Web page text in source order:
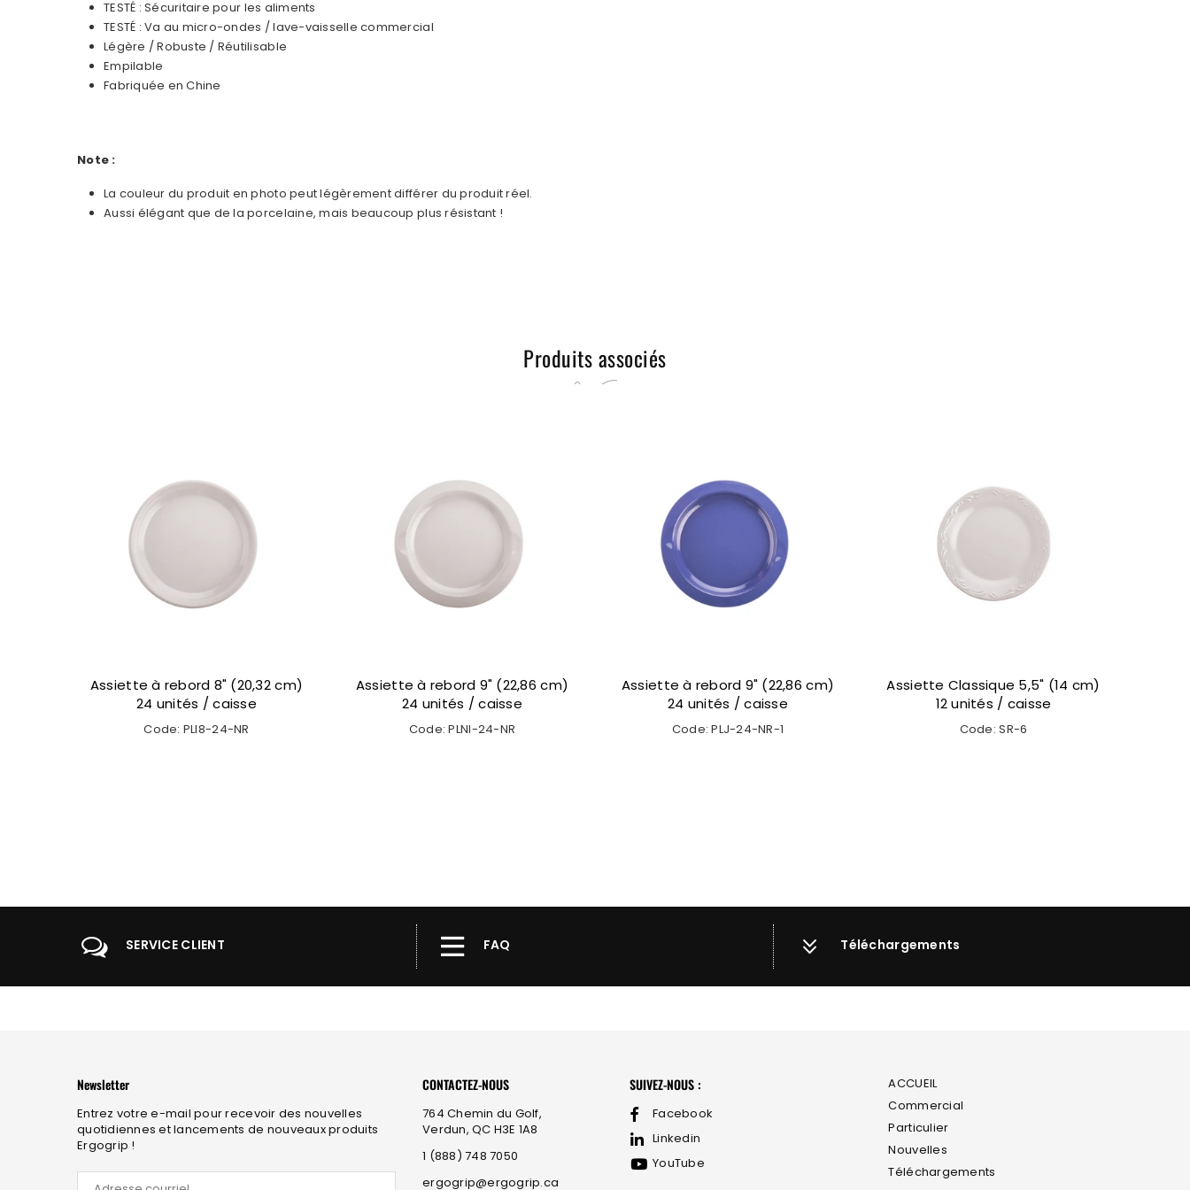
TESTÉ : Sécuritaire pour les aliments
TESTÉ : Va au micro-ondes / lave-vaisselle commercial
Légère / Robuste / Réutilisable
Empilable
Fabriquée en Chine
Note :
La couleur du produit en photo peut légèrement différer du produit réel.
Aussi élégant que de la porcelaine, mais beaucoup plus résistant !
Produits associés
Assiette à rebord 8" (20,32 cm)
24 unités / caisse
Code: PLI8-24-NR
Assiette à rebord 9" (22,86 cm)
24 unités / caisse
Code: PLNI-24-NR
Assiette à rebord 9" (22,86 cm)
24 unités / caisse
Code: PLJ-24-NR-1
Assiette Classique 5,5" (14 cm)
12 unités / caisse
Code: SR-6
SERVICE CLIENT FAQ Téléchargements
Newsletter
Entrez votre e-mail pour recevoir des nouvelles
quotidiennes et lancements de nouveaux produits
Ergogrip !
CONTACTEZ-NOUS
764 Chemin du Golf,
Verdun, QC H3E 1A8
1 (888) 748 7050
ergogrip@ergogrip.ca
SUIVEZ-NOUS :
Facebook
Linkedin
YouTube
ACCUEIL
Commercial
Particulier
Nouvelles
Téléchargements